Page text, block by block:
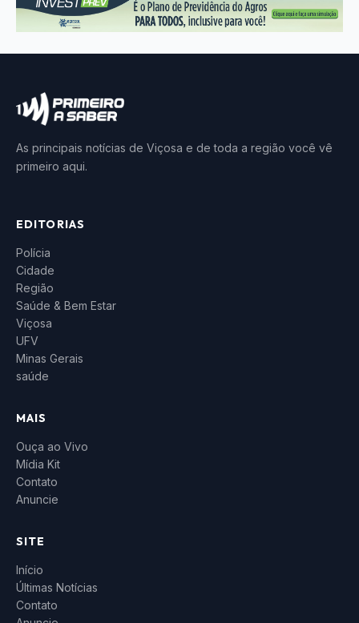
As principais notícias de Viçosa e de toda a região você vê
primeiro aqui.
EDITORIAS
Polícia
Cidade
Região
Saúde & Bem Estar
Viçosa
UFV
Minas Gerais
saúde
MAIS
Ouça ao Vivo
Mídia Kit
Contato
Anuncie
SITE
Início
Últimas Notícias
Contato